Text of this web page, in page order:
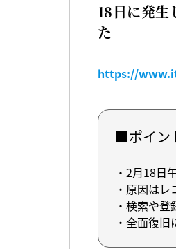
18日に発生
た
https://
■ポイン
・2月18日
・原因は
・検索や
・全面復